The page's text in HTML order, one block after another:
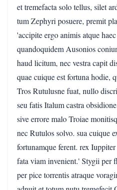
et tremefacta solo tellus, silet
tum Zephyri posuere, premit
'accipite ergo animis atque
quandoquidem Ausonios
haud licitum, nec vestra capit
quae cuique est fortuna hodie,
Tros Rutulusne fuat, nullo
seu fatis Italum castra
sive errore malo Troiae
nec Rutulos solvo. sua cuique
fortunamque ferent. rex
fata viam invenient.' Stygii per
per pice torrentis atraque